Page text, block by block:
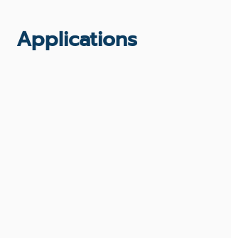
Applications